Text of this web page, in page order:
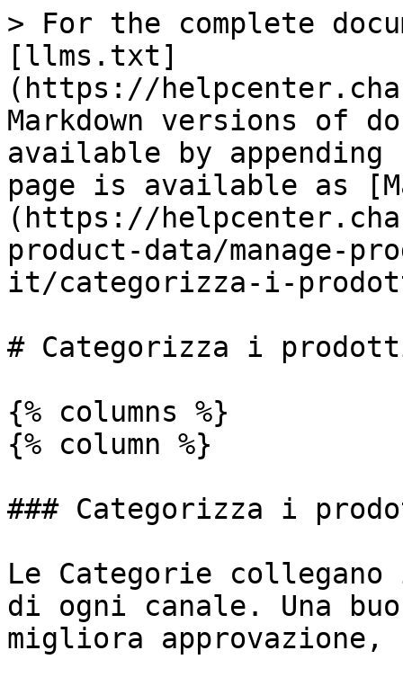
> For the complete
[llms.txt]
(https://
Markdown versions of
available by
page is available as
(https://
product-data/manage-
it/categorizza-i-
# Categorizza i
{% columns %}
{% column %}
### Categorizza i
Le Categorie
di ogni canale. Una
migliora